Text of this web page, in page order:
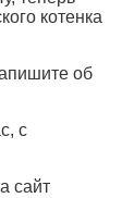
котенка
об
с
сайт